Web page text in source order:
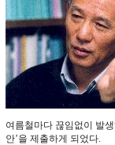
여름철마다 끊임없이 발
안’을 제출하게 되었다.